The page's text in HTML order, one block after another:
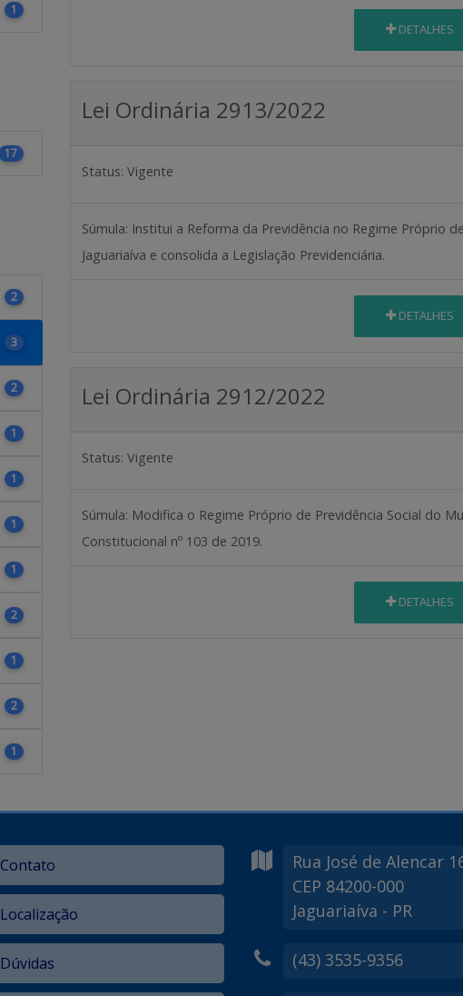
1
17
2
3
2
1
1
1
1
2
1
2
1
DETALHES
Lei Ordinária 2913/2022
Status: Vigente
Súmula: Institui a Reforma da Previdência no Regime Próprio
Jaguariaíva e consolida a Legislação Previdenciária.
DETALHES
Lei Ordinária 2912/2022
Status: Vigente
Súmula: Modifica o Regime Próprio de Previdência Social do
Constitucional nº 103 de 2019.
DETALHES
Contato
Localização
Dúvidas
Rua José de Alencar
CEP 84200-000
Jaguariaíva - PR
(43) 3535-9356